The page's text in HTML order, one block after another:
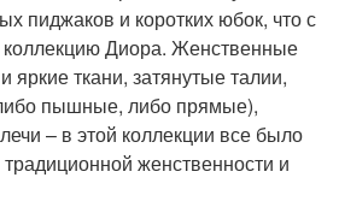
пиджаков и коротких юбок, что с
коллекцию Диора. Женственные
ткани, затянутые талии,
пышные, либо прямые),
– в этой коллекции все было
женственности и